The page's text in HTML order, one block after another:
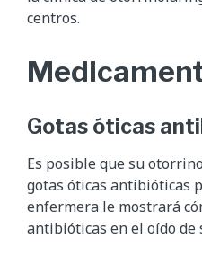
centros.
Gotas óticas
Es posible que su
gotas óticas antibióticas
enfermera le mostrará
antibióticas en el oído de